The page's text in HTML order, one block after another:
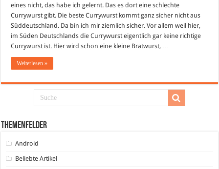
eines nicht, das habe ich gelernt. Das es dort eine schlechte
Currywurst gibt. Die beste Currywurst kommt ganz sicher nicht aus
Süddeutschland. Da bin ich mir ziemlich sicher. Vor allem weil hier,
im Süden Deutschlands die Currywurst eigentlich gar keine richtige
Currywurst ist. Hier wird schon eine kleine Bratwurst, …
Weiterlesen »
Themenfelder
Android
Beliebte Artikel